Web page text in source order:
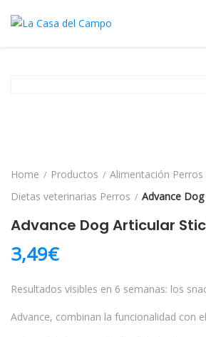
Home Productos
Alimentación Perros
Dietas veterinarias Perros
Advance
Advance Dog Articular
3,49€
Resultados visibles en 6 semanas: los
Advance, combinan la funcionalidad con